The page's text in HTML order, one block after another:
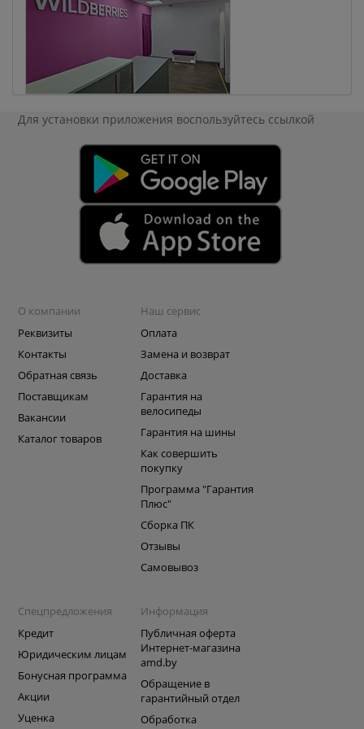
Для установки приложения воспользуйтесь ссылкой
О компании
Реквизиты
Контакты
Обратная связь
Поставщикам
Вакансии
Каталог товаров
Наш сервис
Оплата
Замена и возврат
Доставка
Гарантия на
велосипеды
Гарантия на шины
Как совершить
покупку
Программа "Гарантия
Плюс"
Сборка ПК
Отзывы
Самовывоз
Спецпредложения
Кредит
Юридическим лицам
Бонусная программа
Акции
Уценка
Информация
Публичная оферта
Интернет-магазина
amd.by
Обращение в
гарантийный отдел
Обработка